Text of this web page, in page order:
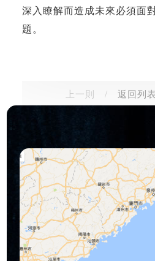
深入瞭解而造成未來必須面
題。
上一則 / 返回列表